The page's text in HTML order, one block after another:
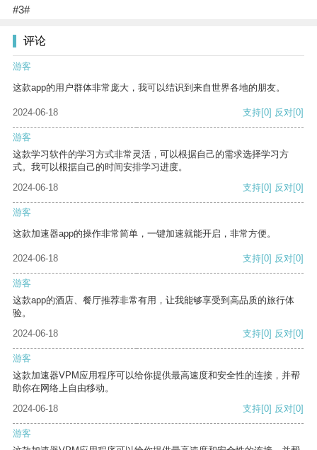
#3#
评论
游客
这款app的用户群体非常庞大，我可以结识到来自世界各地的朋友。
2024-06-18 支持[0] 反对[0]
游客
这款学习软件的学习方式非常灵活，可以根据自己的需求选择学习方
式。我可以根据自己的时间安排学习进度。
2024-06-18
支持[0] 反对[0]
游客
这款加速器app的操作非常简单，一键加速就能开启，非常方便。
2024-06-18 支持[0] 反对[0]
游客
这款app的酒店、餐厅推荐非常有用，让我能够享受到高品质的旅行体
验。
2024-06-18
支持[0] 反对[0]
游客
这款加速器VPM应用程序可以给你提供最高速度和安全性的连接，并帮
助你在网络上自由移动。
2024-06-18
支持[0] 反对[0]
游客